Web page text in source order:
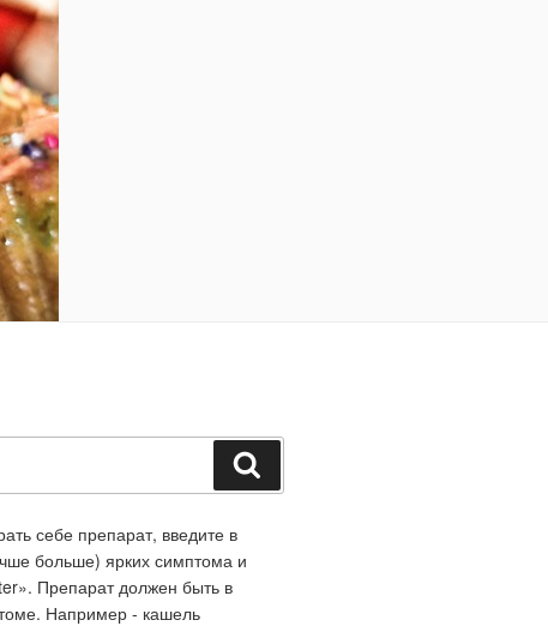
себе препарат, введите в
больше) ярких симптома и
Препарат должен быть в
Например - кашель